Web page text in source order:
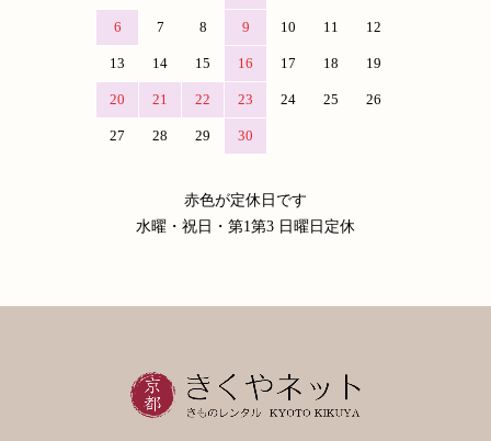
6 7 8 9 10 11 12
13 14 15 16 17 18 19
20 21 22 23 24 25 26
27 28 29 30
赤色が定休日です
水曜・祝日・第1第3 日曜日定休